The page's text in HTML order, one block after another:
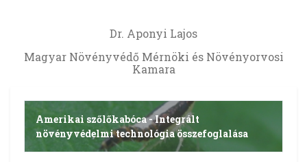
Dr. Aponyi Lajos
Magyar Növényvédő Mérnöki és Növényorvosi
Kamara
Amerikai szőlőkabóca - Integrált
növényvédelmi technológia összefoglalása